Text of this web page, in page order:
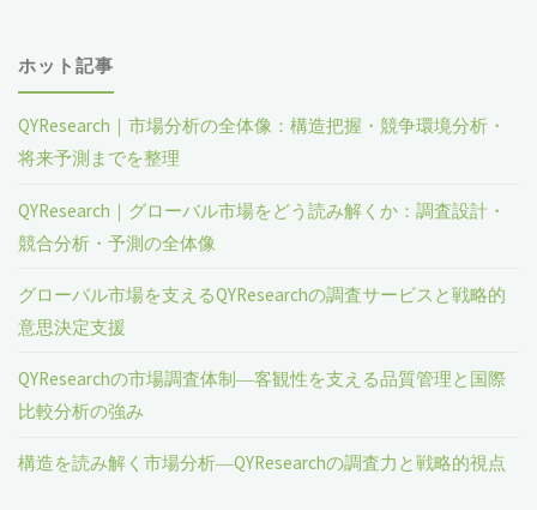
ホット記事
QYResearch｜市場分析の全体像：構造把握・競争環境分析・
将来予測までを整理
QYResearch｜グローバル市場をどう読み解くか：調査設計・
競合分析・予測の全体像
グローバル市場を支えるQYResearchの調査サービスと戦略的
意思決定支援
QYResearchの市場調査体制―客観性を支える品質管理と国際
比較分析の強み
構造を読み解く市場分析―QYResearchの調査力と戦略的視点